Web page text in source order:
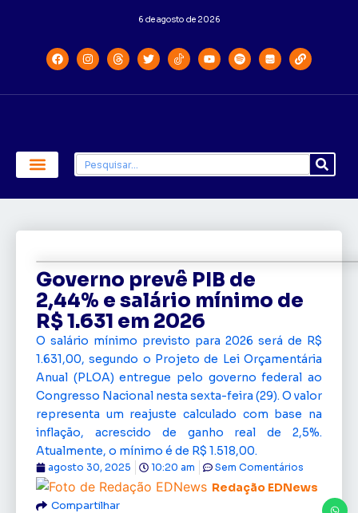
6 de agosto de 2026
Governo prevê PIB de
2,44% e salário mínimo de
R$ 1.631 em 2026
O salário mínimo previsto para 2026 será de R$
1.631,00, segundo o Projeto de Lei Orçamentária
Anual (PLOA) entregue pelo governo federal ao
Congresso Nacional nesta sexta-feira (29). O valor
representa um reajuste calculado com base na
inflação, acrescido de ganho real de 2,5%.
Atualmente, o mínimo é de R$ 1.518,00.
Redação EDNews
agosto 30, 2025 10:20 am Sem Comentários
Compartilhar